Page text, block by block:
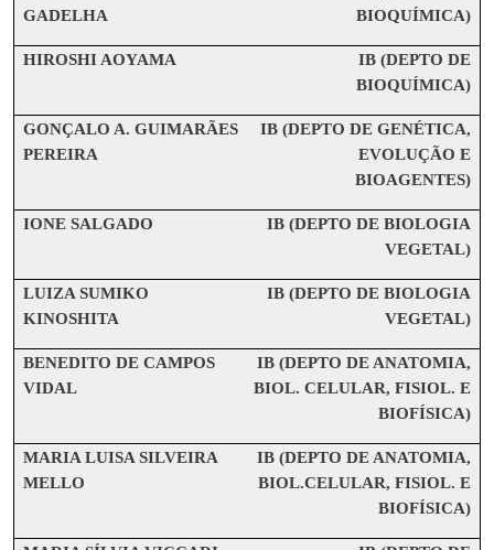
GADELHA
BIOQUÍMICA)
HIROSHI AOYAMA
IB (DEPTO DE
BIOQUÍMICA)
GONÇALO A. GUIMARÃES
PEREIRA
IB (DEPTO DE GENÉTICA,
EVOLUÇÃO E
BIOAGENTES)
IONE SALGADO
IB (DEPTO DE BIOLOGIA
VEGETAL)
LUIZA SUMIKO
KINOSHITA
IB (DEPTO DE BIOLOGIA
VEGETAL)
BENEDITO DE CAMPOS
VIDAL
IB (DEPTO DE ANATOMIA,
BIOL. CELULAR, FISIOL. E
BIOFÍSICA)
MARIA LUISA SILVEIRA
MELLO
IB (DEPTO DE ANATOMIA,
BIOL.CELULAR, FISIOL. E
BIOFÍSICA)